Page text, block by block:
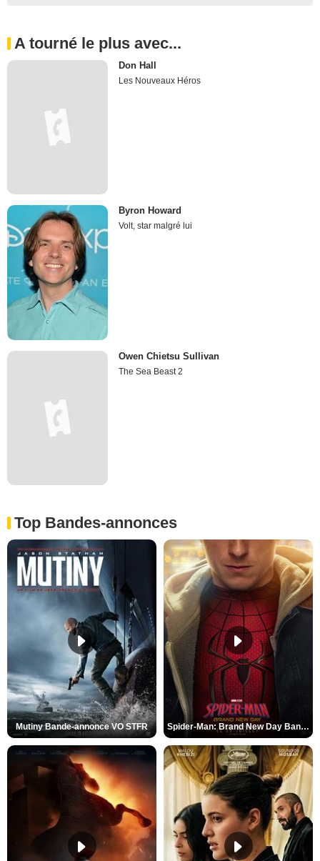
A tourné le plus avec...
Don Hall
Les Nouveaux Héros
Byron Howard
Volt, star malgré lui
Owen Chietsu Sullivan
The Sea Beast 2
Top Bandes-annonces
Mutiny Bande-annonce VO STFR Spider-Man: Brand New Day Bande-annonce VO STFR